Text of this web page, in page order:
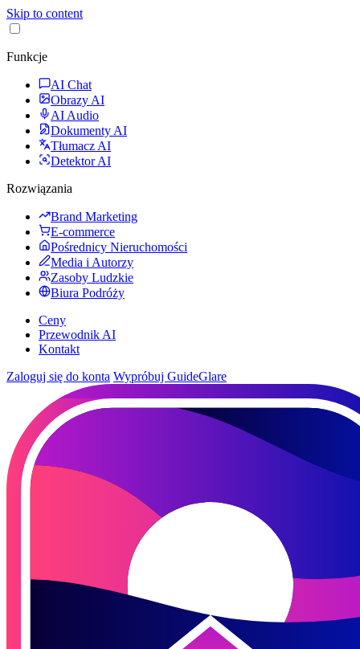
Skip to content
Funkcje
AI Chat
Obrazy AI
AI Audio
Dokumenty AI
Tłumacz AI
Detektor AI
Rozwiązania
Brand Marketing
E-commerce
Pośrednicy Nieruchomości
Media i Autorzy
Zasoby Ludzkie
Biura Podróży
Ceny
Przewodnik AI
Kontakt
Zaloguj się do konta Wypróbuj GuideGlare